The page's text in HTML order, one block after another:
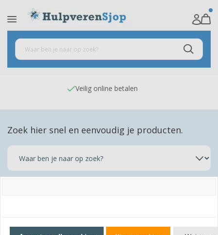
Veilig online betalen
Zoek hier snel en eenvoudig je producten.
Bekijk producten